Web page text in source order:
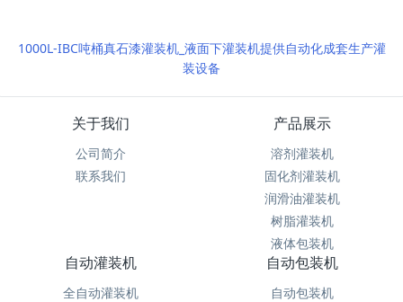
1000L-IBC吨桶真石漆灌装机_液面下灌装机提供自动化成套生产灌
装设备
关于我们
公司简介
联系我们
产品展示
溶剂灌装机
固化剂灌装机
润滑油灌装机
树脂灌装机
液体包装机
自动灌装机
全自动灌装机
自动包装机
自动包装机